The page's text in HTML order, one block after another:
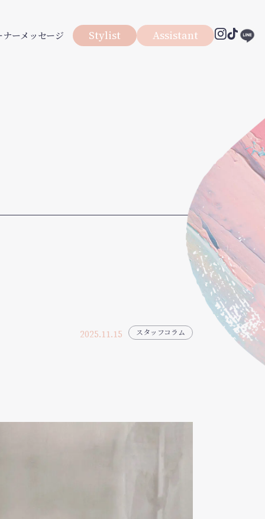
ナーメッセージ Stylist Assistant InstagramTikTok
2025.11.15 スタッフコラム